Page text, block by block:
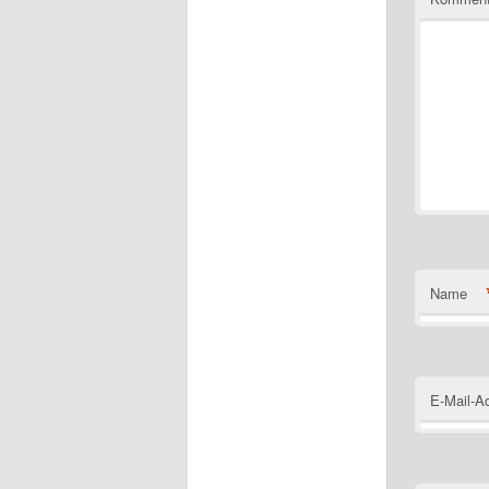
Name
E-Mail-